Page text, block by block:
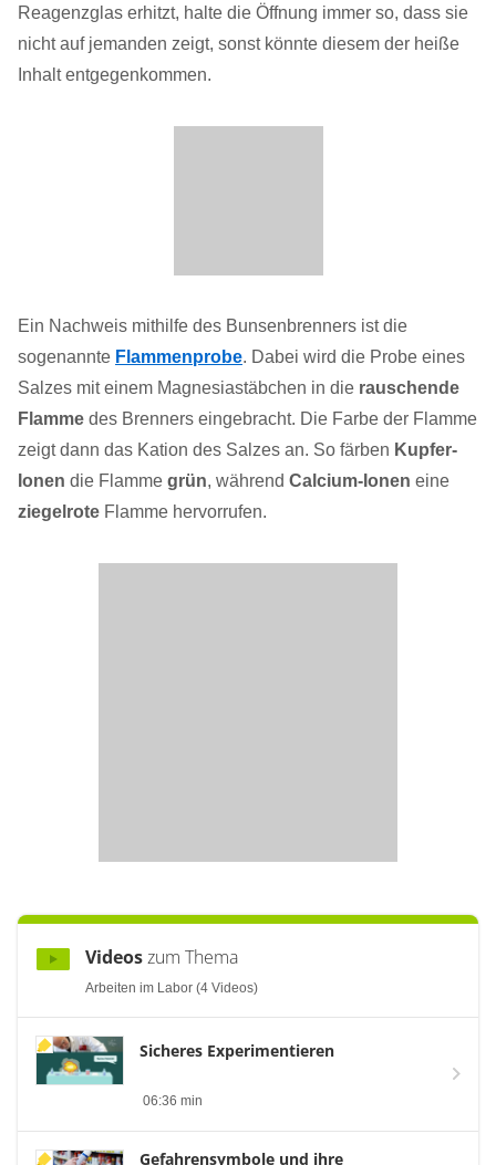
Reagenzglas erhitzt, halte die Öffnung immer so, dass sie
nicht auf jemanden zeigt, sonst könnte diesem der heiße
Inhalt entgegenkommen.
Ein Nachweis mithilfe des Bunsenbrenners ist die
sogenannte Flammenprobe. Dabei wird die Probe eines
Salzes mit einem Magnesiastäbchen in die rauschende
Flamme des Brenners eingebracht. Die Farbe der Flamme
zeigt dann das Kation des Salzes an. So färben Kupfer-
Ionen die Flamme grün, während Calcium-Ionen eine
ziegelrote Flamme hervorrufen.
Videoszum Thema
Arbeiten im Labor (4 Videos)
Sicheres Experimentieren
06:36 min
Gefahrensymbole und ihre